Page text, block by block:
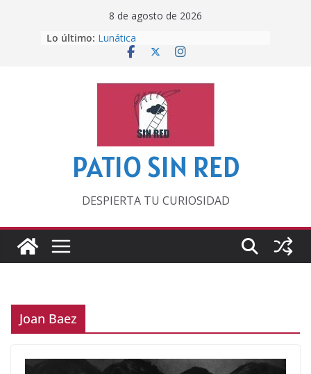
8 de agosto de 2026
Lo último: Lunática
Pero, hasta entonces…
‘La broma infinita’ de recomendar
lecturas veraniegas
Otra del Mundial
PATIO SIN RED
DESPIERTA TU CURIOSIDAD
Joan Baez